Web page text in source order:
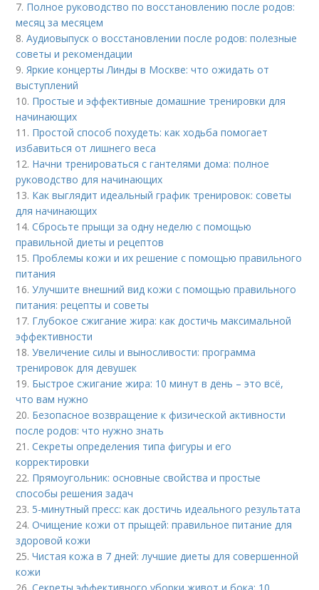
7. Полное руководство по восстановлению после родов:
месяц за месяцем
8.Аудиовыпуск о восстановлении после родов: полезные
советы и рекомендации
9. Яркие концерты Линды в Москве: что ожидать от
выступлений
10. Простые и эффективные домашние тренировки для
начинающих
11. Простой способ похудеть: как ходьба помогает
избавиться от лишнего веса
12. Начни тренироваться с гантелями дома: полное
руководство для начинающих
13. Как выглядит идеальный график тренировок: советы
для начинающих
14.Сбросьте прыщи за одну неделю с помощью
правильной диеты и рецептов
15. Проблемы кожи и их решение с помощью правильного
питания
16.Улучшите внешний вид кожи с помощью правильного
питания: рецепты и советы
17. Глубокое сжигание жира: как достичь максимальной
эффективности
18.Увеличение силы и выносливости: программа
тренировок для девушек
19. Быстрое сжигание жира: 10 минут в день – это всё,
что вам нужно
20. Безопасное возвращение к физической активности
после родов: что нужно знать
21.Секреты определения типа фигуры и его
корректировки
22. Прямоугольник: основные свойства и простые
способы решения задач
23. 5-минутный пресс: как достичь идеального результата
24.Очищение кожи от прыщей: правильное питание для
здоровой кожи
25.Чистая кожа в 7 дней: лучшие диеты для совершенной
кожи